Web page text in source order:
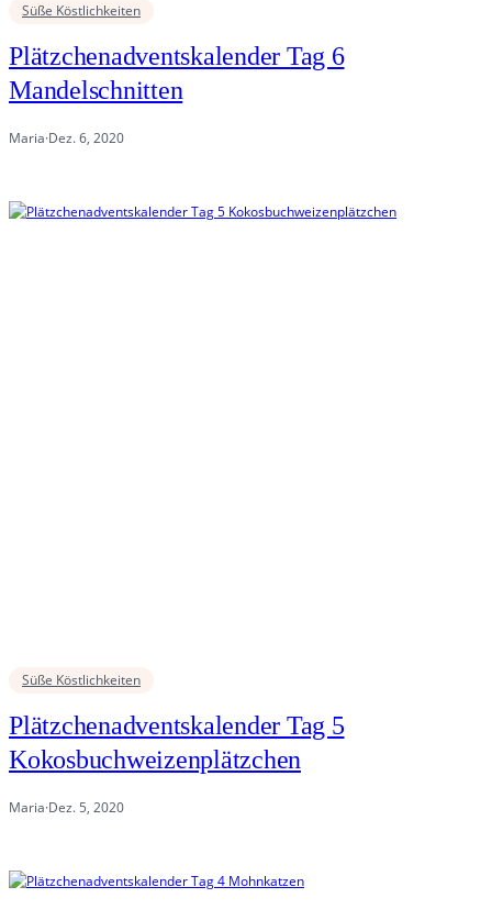
Süße Köstlichkeiten
Plätzchenadventskalender Tag 6
Mandelschnitten
Maria·Dez. 6, 2020
Süße Köstlichkeiten
Plätzchenadventskalender Tag 5
Kokosbuchweizenplätzchen
Maria·Dez. 5, 2020